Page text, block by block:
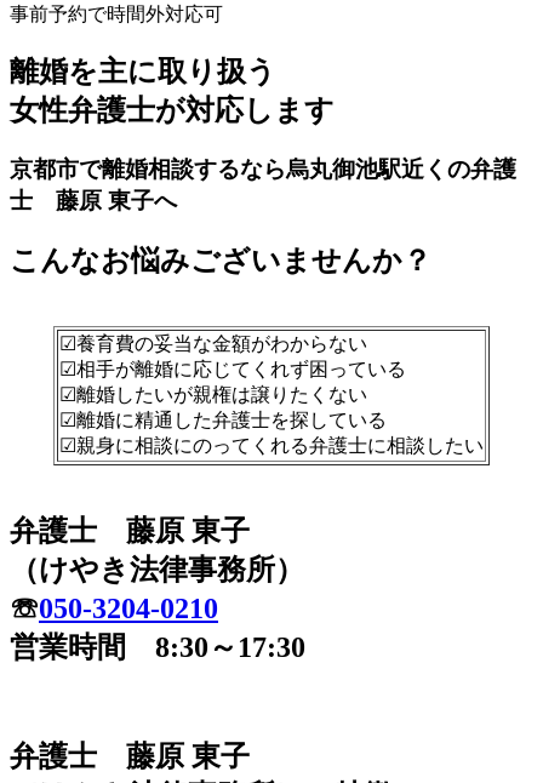
事前予約で時間外対応可
離婚を主に取り扱う
女性弁護士が対応します
京都市で離婚相談するなら烏丸御池駅近くの弁護
士 藤原 東子へ
こんなお悩みございませんか？
☑養育費の妥当な金額がわからない
☑相手が離婚に応じてくれず困っている
☑離婚したいが親権は譲りたくない
☑離婚に精通した弁護士を探している
☑親身に相談にのってくれる弁護士に相談したい
弁護士 藤原 東子
（けやき法律事務所）
☏050-3204-0210
営業時間 8:30～17:30
弁護士 藤原 東子